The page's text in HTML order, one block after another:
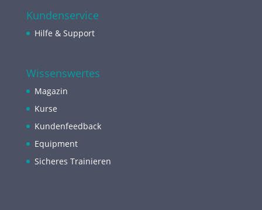
Kundenservice
Hilfe & Support
Wissenswertes
Magazin
Kurse
Kundenfeedback
Equipment
Sicheres Trainieren